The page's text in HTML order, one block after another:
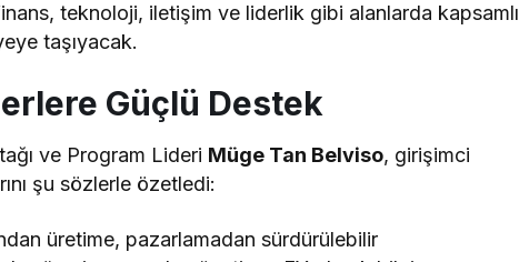
teknoloji, iletişim ve liderlik gibi alanlarda kapsamlı
taşıyacak.
Güçlü Destek
ve Program Lideri Müge Tan Belviso, girişimci
şu sözlerle özetledi:
üretime, pazarlamadan sürdürülebilir